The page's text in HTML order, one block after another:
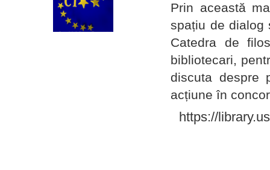
Prin această
spațiu de dialog
Catedra de
bibliotecari,
discuta despre
acțiune în
https://